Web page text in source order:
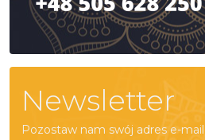
Newsletter
Pozostaw nam swój adres e-